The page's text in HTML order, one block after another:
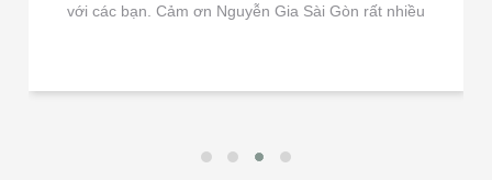
với các bạn. Cảm ơn Nguyễn Gia Sài Gòn rất nhiều